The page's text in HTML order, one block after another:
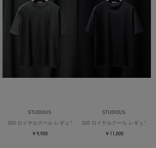
Tシャツ
STUDIOUS
32G ロイヤルクール レギュラーTシャツ
￥9,900
STUDIOUS
32G ロイヤルクール レギュラー
￥11,000